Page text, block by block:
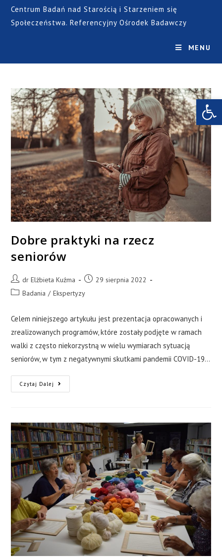
Open toolbar
Centrum Badań nad Starością i Starzeniem się
Społeczeństwa. Referencyjny Ośrodek Badawczy
MENU
Dobre praktyki na rzecz
seniorów
dr Elżbieta Kuźma
29 sierpnia 2022
Badania / Ekspertyzy
Celem niniejszego artykułu jest prezentacja opracowanych i
zrealizowanych programów, które zostały podjęte w ramach
walki z często niekorzystną w wielu wymiarach sytuacją
seniorów, w tym z negatywnymi skutkami pandemii COVID-19…
Czytaj Dalej